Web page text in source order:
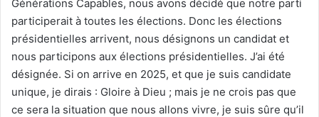
Générations Capables, nous avons décidé que notre parti
participerait à toutes les élections. Donc les élections
présidentielles arrivent, nous désignons un candidat et
nous participons aux élections présidentielles. J’ai été
désignée. Si on arrive en 2025, et que je suis candidate
unique, je dirais : Gloire à Dieu ; mais je ne crois pas que
ce sera la situation que nous allons vivre, je suis sûre qu’il